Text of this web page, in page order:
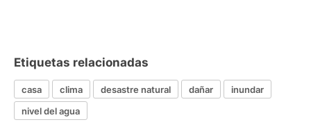
Etiquetas relacionadas
casa clima desastre natural dañar
inundar
nivel del agua